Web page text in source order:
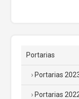
Portarias
Portarias
Portarias